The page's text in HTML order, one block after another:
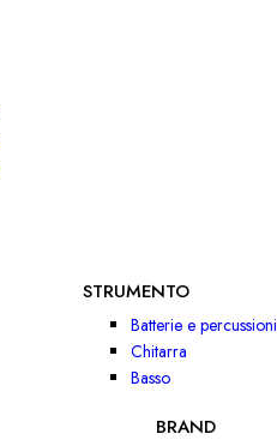
STRUMENTO
Batterie e percussioni
Chitarra
Basso
BRAND